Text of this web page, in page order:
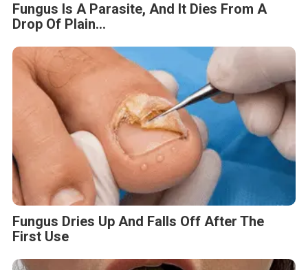
Fungus Is A Parasite, And It Dies From A
Drop Of Plain...
Fungus Dries Up And Falls Off After The
First Use